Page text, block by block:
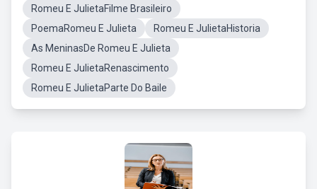
Romeu E JulietaFilme Brasileiro
PoemaRomeu E Julieta
Romeu E JulietaHistoria
As MeninasDe Romeu E Julieta
Romeu E JulietaRenascimento
Romeu E JulietaParte Do Baile